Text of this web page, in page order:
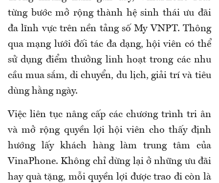
từng bước mở rộng thành hệ sinh thái ưu đãi
đa lĩnh vực trên nền tảng số My VNPT. Thông
qua mạng lưới đối tác đa dạng, hội viên có thể
sử dụng điểm thưởng linh hoạt trong các nhu
cầu mua sắm, di chuyển, du lịch, giải trí và tiêu
dùng hằng ngày.
Việc liên tục nâng cấp các chương trình tri ân
và mở rộng quyền lợi hội viên cho thấy định
hướng lấy khách hàng làm trung tâm của
VinaPhone. Không chỉ dừng lại ở những ưu đãi
hay quà tặng, mỗi quyền lợi được trao đi còn là